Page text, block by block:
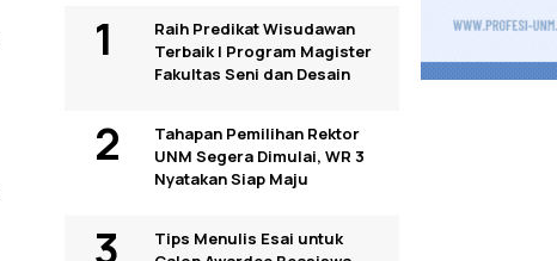
Raih Predikat Wisudawan
Terbaik I Program Magister
Fakultas Seni dan Desain
Tahapan Pemilihan Rektor
UNM Segera Dimulai, WR 3
Nyatakan Siap Maju
Tips Menulis Esai untuk